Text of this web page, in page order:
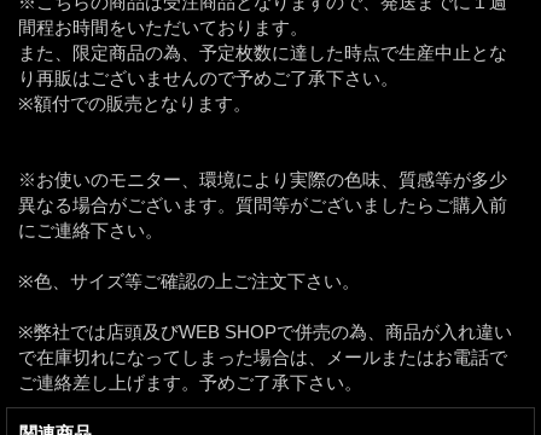
間程お時間をいただいております。
また、限定商品の為、予定枚数に達した時点で生産中止とな
り再販はございませんので予めご了承下さい。
※額付での販売となります。
※お使いのモニター、環境により実際の色味、質感等が多少
異なる場合がございます。質問等がございましたらご購入前
にご連絡下さい。
※色、サイズ等ご確認の上ご注文下さい。
※弊社では店頭及びWEB SHOPで併売の為、商品が入れ違い
で在庫切れになってしまった場合は、メールまたはお電話で
ご連絡差し上げます。予めご了承下さい。